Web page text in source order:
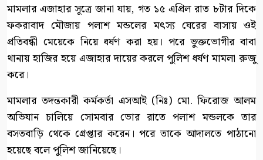
মামলার এজাহার সূত্রে জানা যায়, গত ১৫ এপ্রিল রাত ৮টার দিকে
ফকরাবাদ মৌজায় পলাশ মন্ডলের মৎস্য ঘেরের বাসায় ওই
প্রতিবন্ধী মেয়েকে নিয়ে ধর্ষণ করা হয়। পরে ভুক্তভোগীর বাবা
থানায় হাজির হয়ে এজাহার দায়ের করলে পুলিশ ধর্ষণ মামলা রুজু
করে।
মামলার তদন্তকারী কর্মকর্তা এসআই (নিঃ) মো. ফিরোজ আলম
অভিযান চালিয়ে সোমবার ভোর রাতে পলাশ মন্ডলকে তার
বসতবাড়ি থেকে গ্রেপ্তার করেন। পরে তাকে আদালতে পাঠানো
হয়েছে বলে পুলিশ জানিয়েছে।